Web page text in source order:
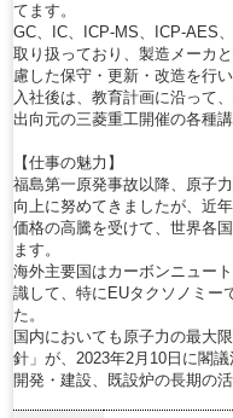
てます。
GC、IC、ICP-MS、ICP-AES
取り扱っており、製造メーカ
慮した保守・更新・改造を行い
入社後は、教育計画に沿って
出向元の三菱重工開催の各種
【仕事の魅力】
福島第一原発事故以降、原子
向上に努めてきましたが、近
価格の高騰を受けて、世界各
ます。
海外主要国はカーボンニュー
識して、特にEUタクソノミー
た。
国内においても原子力の最大
針」が、2023年2月10日に閣
開発・建設、既設炉の長期の